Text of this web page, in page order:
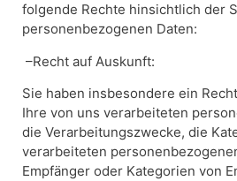
folgende Rechte hinsichtlich der
personenbezogenen Daten:
–Recht auf Auskunft:
Sie haben insbesondere ein
Ihre von uns verarbeiteten
die Verarbeitungszwecke, die
verarbeiteten
Empfänger oder Kategorien von